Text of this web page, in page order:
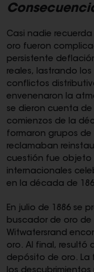
Casi nadie
oro fueron
persistente
reales, lastrando
conflictos
envenenaron la
se dieron cuenta
comienzos de la
formaron grupos
reclamaban
cuestión fue objeto
internacionales
en la década de
En julio de 1886 se
buscador de oro
Witwatersrand
oro. Al final, resultó
depósito de oro. La